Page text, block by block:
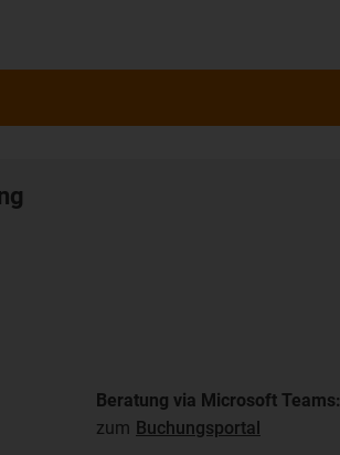
Beratung via Microsoft Teams:
zum Buchungsportal